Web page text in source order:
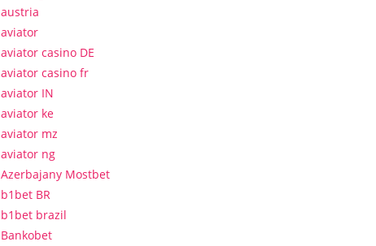
austria
aviator
aviator casino DE
aviator casino fr
aviator IN
aviator ke
aviator mz
aviator ng
Azerbajany Mostbet
b1bet BR
b1bet brazil
Bankobet